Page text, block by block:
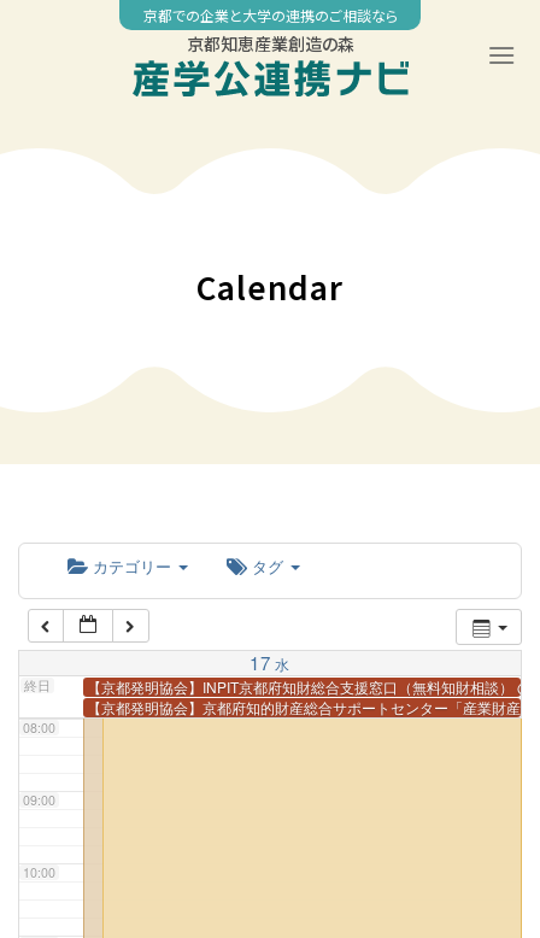
京都での企業と大学の連携のご相談なら
京都知恵産業創造の森
Calendar
カテゴリー タグ
17 水
終日 【京都発明協会】INPIT京都府知財総合支援窓口（無料知財相談） @
【京都発明協会】京都府知的財産総合サポートセンター「産業財産
00:00
07:00
08:00
09:00
10:00
京都工芸繊維大学 社会人教育公開講座 「機械学習・IoT・ビッグ
データ技術履修コース」
社会課題解決型スタートアップ創出プロジェクト 「IMPACT
FLOW KYOTO 2026-2027」補助対象事業の募集